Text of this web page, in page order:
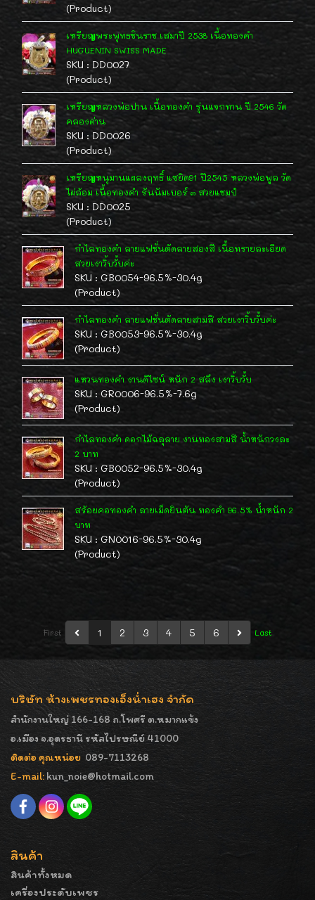
(Product)
เหรียญพระพุทธชินราช เสมาปี 2538 เนื้อทองคำ
HUGUENIN SWISS MADE
SKU : DD0027
(Product)
เหรียญหลวงพ่อปาน เนื้อทองคำ รุ่นแจกทาน ปี 2546 วัด
คลองด่าน
SKU : DD0026
(Product)
เหรียญหนุมานแผลงฤทธิ์ แซยิด91 ปี2545 หลวงพ่อพูล วัด
ไผ่ล้อม เนื้อทองคำ รันนัมเบอร์ ๓ สวยแชมป์
SKU : DD0025
(Product)
กำไลทองคำ ลายแฟชั่นตัดลายสองสี เนื้อทรายละเอียด
สวยเงาวิ้บวั้บค่ะ
SKU : GB0054-96.5%-30.4g
(Product)
กำไลทองคำ ลายแฟชั่นตัดลายสามสี สวยเงาวิ้บวั้บค่ะ
SKU : GB0053-96.5%-30.4g
(Product)
แหวนทองคำ งานดีไซน์ หนัก 2 สลึง เงาวิ้บวั้บ
SKU : GR0006-96.5%-7.6g
(Product)
กำไลทองคำ ดอกไม้ฉลุลาย งานทองสามสี น้ำหนักวงละ
2 บาท
SKU : GB0052-96.5%-30.4g
(Product)
สร้อยคอทองคำ ลายเม็ดยินตัน ทองคำ 96.5% น้ำหนัก 2
บาท
SKU : GN0016-96.5%-30.4g
(Product)
First 1 2 3 4 5 6 Last
บริษัท ห้างเพชรทองเอ็งน่ำเฮง จำกัด
สำนักงานใหญ่ 166-168 ถ.โพศรี ต.หมากแข้ง
อ.เมือง จ.อุดรธานี รหัสไปรษณีย์ 41000
ติดต่อ คุณหน่อย 089-7113268
E-mail: kun_noie@hotmail.com
สินค้า
สินค้าทั้งหมด
เครื่องประดับเพชร